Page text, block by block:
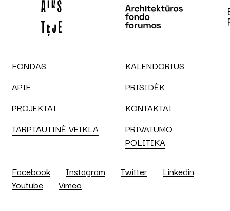
FONDAS
APIE
PROJEKTAI
TARPTAUTINĖ VEIKLA
KALENDORIUS
PRISIDĖK
KONTAKTAI
PRIVATUMO
POLITIKA
Facebook Instagram Twitter
Linkedin
Youtube
Vimeo